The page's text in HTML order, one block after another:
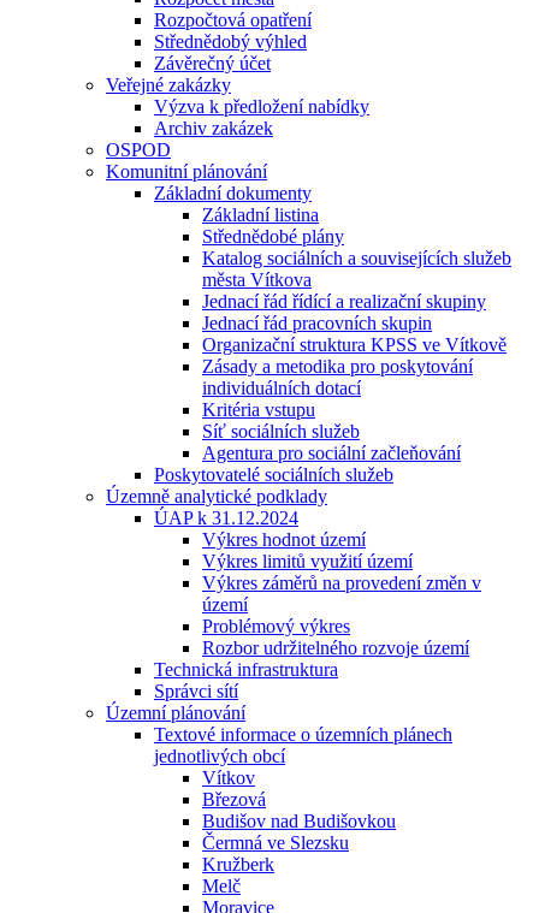
Rozpočtová opatření
Střednědobý výhled
Závěrečný účet
Veřejné zakázky
Výzva k předložení nabídky
Archiv zakázek
OSPOD
Komunitní plánování
Základní dokumenty
Základní listina
Střednědobé plány
Katalog sociálních a souvisejících služeb
města Vítkova
Jednací řád řídící a realizační skupiny
Jednací řád pracovních skupin
Organizační struktura KPSS ve Vítkově
Zásady a metodika pro poskytování
individuálních dotací
Kritéria vstupu
Síť sociálních služeb
Agentura pro sociální začleňování
Poskytovatelé sociálních služeb
Územně analytické podklady
ÚAP k 31.12.2024
Výkres hodnot území
Výkres limitů využití území
Výkres záměrů na provedení změn v
území
Problémový výkres
Rozbor udržitelného rozvoje území
Technická infrastruktura
Správci sítí
Územní plánování
Textové informace o územních plánech
jednotlivých obcí
Vítkov
Březová
Budišov nad Budišovkou
Čermná ve Slezsku
Kružberk
Melč
Moravice